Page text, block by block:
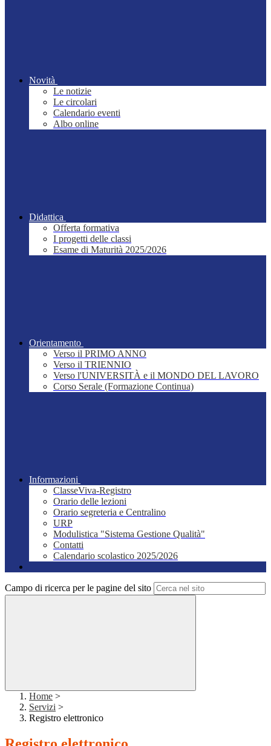
Novità
Le notizie
Le circolari
Calendario eventi
Albo online
Didattica
Offerta formativa
I progetti delle classi
Esame di Maturità 2025/2026
Orientamento
Verso il PRIMO ANNO
Verso il TRIENNIO
Verso l'UNIVERSITÀ e il MONDO DEL LAVORO
Corso Serale (Formazione Continua)
Informazioni
ClasseViva-Registro
Orario delle lezioni
Orario segreteria e Centralino
URP
Modulistica "Sistema Gestione Qualità"
Contatti
Calendario scolastico 2025/2026
Campo di ricerca per le pagine del sito
Home >
Servizi >
Registro elettronico